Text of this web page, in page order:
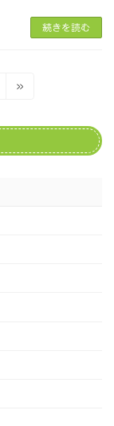
続きを読む
»